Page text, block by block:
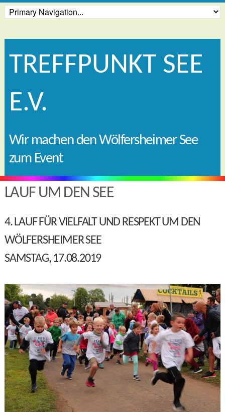
TREFFPUNKT SEE
E.V.
Wir machen den Wölfersheimer See
zum Event
LAUF UM DEN SEE
4. LAUF FÜR VIELFALT UND RESPEKT UM DEN
WÖLFERSHEIMER SEE
SAMSTAG, 17.08.2019